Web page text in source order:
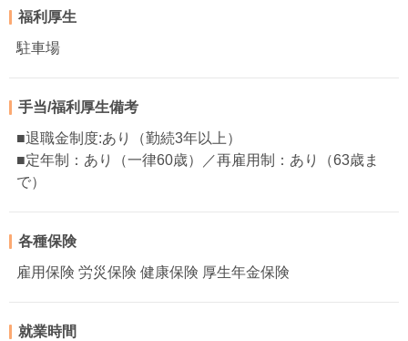
福利厚生
駐車場
手当/福利厚生備考
■退職金制度:あり（勤続3年以上）
■定年制：あり（一律60歳）／再雇用制：あり（63歳ま
で）
各種保険
雇用保険 労災保険 健康保険 厚生年金保険
就業時間